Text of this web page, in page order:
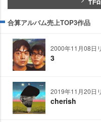
合算アルバム売上TOP3作品
2000年11月08日
3
2019年11月20日
cherish